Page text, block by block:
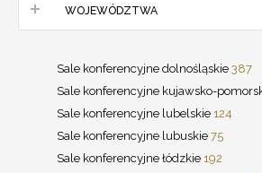
WOJEWÓDZTWA
Sale konferencyjne dolnośląskie 387
Sale konferencyjne kujawsko-
Sale konferencyjne lubelskie 124
Sale konferencyjne lubuskie 75
Sale konferencyjne łódzkie 192